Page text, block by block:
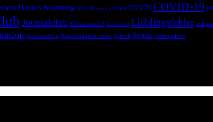
Basics Beatmung BGA Blutung Corona COVID COVID-19
Journalclub Klimawandel Leitlinie Lieblingsfehler
Rechtsmedizin Regionalanästhesie Schock Sepsis Vermischtes